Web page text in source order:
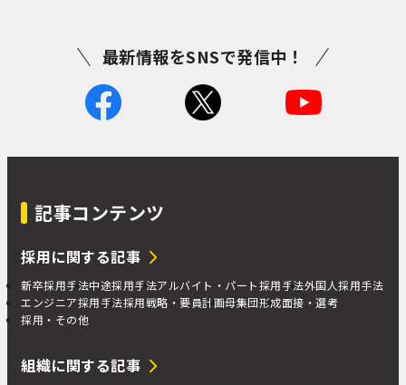
最新情報をSNSで発信中！
記事コンテンツ
採用に関する記事
新卒採用手法中途採用手法アルバイト・パート採用手法外国人採用手法
エンジニア採用手法採用戦略・要員計画母集団形成面接・選考
採用・その他
組織に関する記事